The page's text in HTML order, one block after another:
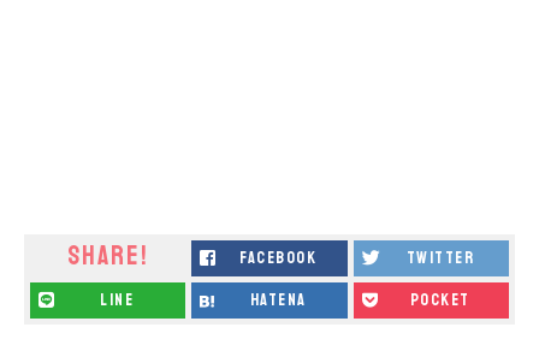
SHARE! facebook twitter
line hatena pocket